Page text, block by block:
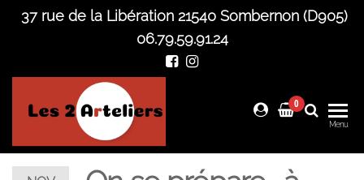
Skip
content
37 rue de la Libération 21540 Sombernon (D905)
06.79.59.91.24
Arteliers
0
Menu